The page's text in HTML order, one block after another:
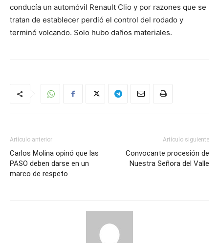
conducía un automóvil Renault Clio y por razones que se
tratan de establecer perdió el control del rodado y
terminó volcando. Solo hubo daños materiales.
Artículo anterior
Carlos Molina opinó que las
PASO deben darse en un
marco de respeto
Artículo siguiente
Convocante procesión de
Nuestra Señora del Valle